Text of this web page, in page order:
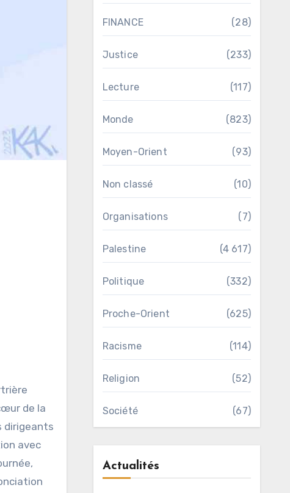
de la
dirigeants
avec
FINANCE (28)
Justice (233)
Lecture (117)
Monde (823)
Moyen-Orient (93)
Non classé (10)
Organisations (7)
Palestine (4 617)
Politique (332)
Proche-Orient (625)
Racisme (114)
Religion (52)
Société (67)
Actualités